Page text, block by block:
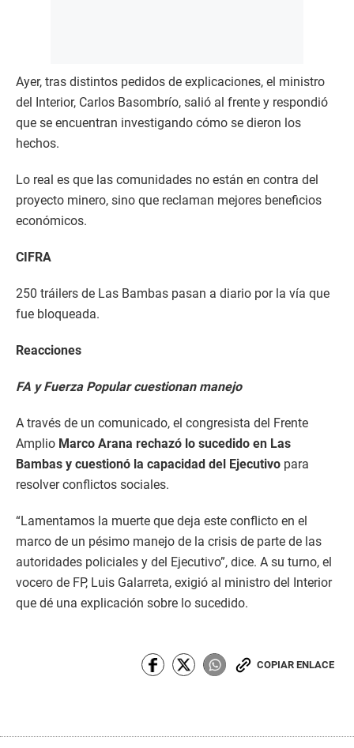
Ayer, tras distintos pedidos de explicaciones, el ministro
del Interior, Carlos Basombrío, salió al frente y respondió
que se encuentran investigando cómo se dieron los
hechos.
Lo real es que las comunidades no están en contra del
proyecto minero, sino que reclaman mejores beneficios
económicos.
CIFRA
250 tráilers de Las Bambas pasan a diario por la vía que
fue bloqueada.
Reacciones
FA y Fuerza Popular cuestionan manejo
A través de un comunicado, el congresista del Frente
Amplio Marco Arana rechazó lo sucedido en Las
Bambas y cuestionó la capacidad del Ejecutivo para
resolver conflictos sociales.
“Lamentamos la muerte que deja este conflicto en el
marco de un pésimo manejo de la crisis de parte de las
autoridades policiales y del Ejecutivo”, dice. A su turno, el
vocero de FP, Luis Galarreta, exigió al ministro del Interior
que dé una explicación sobre lo sucedido.
COPIAR ENLACE